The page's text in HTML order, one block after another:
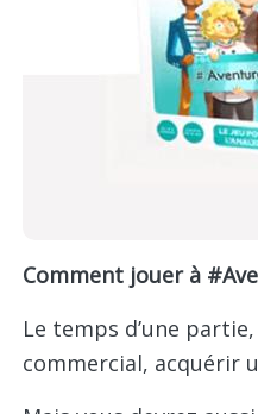
Comment jouer à
Le temps d’une
commercial, acquérir